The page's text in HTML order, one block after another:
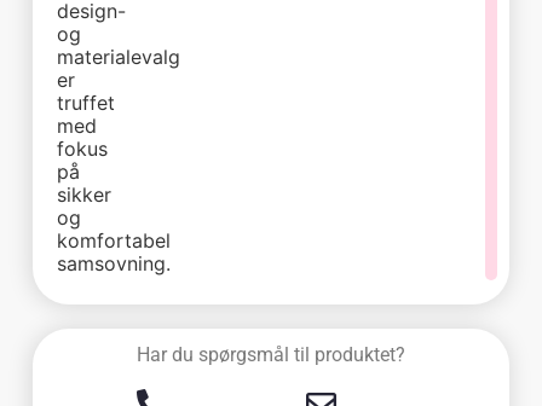
design-
og
materialevalg
er
truffet
med
fokus
på
sikker
og
komfortabel
samsovning.
Har du spørgsmål til produktet?